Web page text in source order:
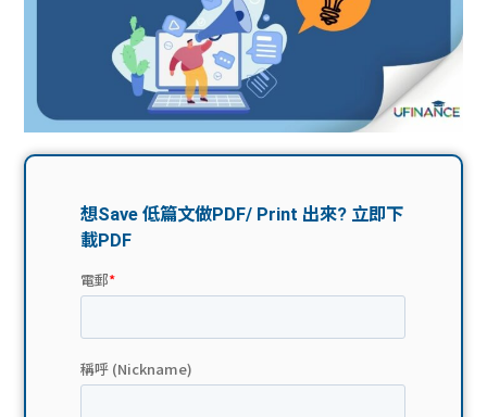
分享
大學
生學
貸款
搵工
Gui
de
ge
nce
校園
贊助
我們